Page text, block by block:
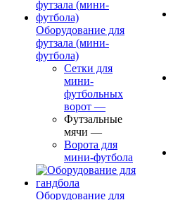
Оборудование для
футзала (мини-
футбола)
Сетки для
мини-
футбольных
ворот —
Футзальные
мячи —
Ворота для
мини-футбола
Оборудование для